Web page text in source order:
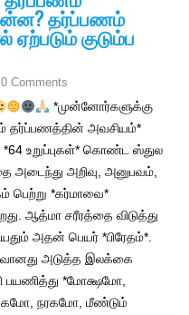
தர்ப்பணம்
குடும்ப
0 Comments
*முன்னோர்களுக்கு
தர்ப்பணத்தின் அவசியம்*
உறுப்புகள்* கொண்ட ஸ்துல
அடைந்து அறிவு, அனுபவம்,
பெற்று *கர்மாவை*
ஆத்மா சரீரத்தை விடுத்து
அதன் பெயர் *பிரேதம்*.
அடுத்த இலக்கை
பயணித்து *மோக்ஷமோ,
நரகமோ, மீண்டும்